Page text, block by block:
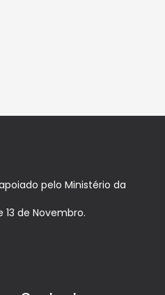
pelo Ministério da
de Novembro.